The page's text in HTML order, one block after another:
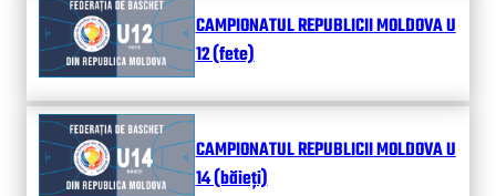
CAMPIONATUL REPUBLICII MOLDOVA U
12 (fete)
CAMPIONATUL REPUBLICII MOLDOVA U
14 (băieți)